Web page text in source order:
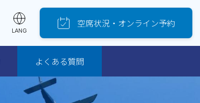
LANG
空席状況 ・ オンライン予約
よくある質問